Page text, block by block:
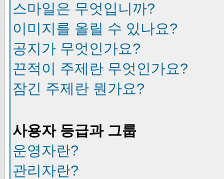
스마일은 무엇입니까?
이미지를 올릴 수 있나요?
공지가 무엇인가요?
끈적이 주제란 무엇인가요?
잠긴 주제란 뭔가요?
사용자 등급과 그룹
운영자란?
관리자란?